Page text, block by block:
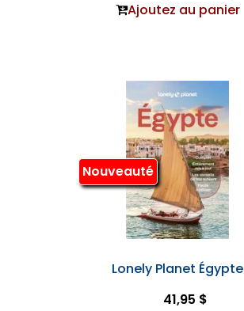
Ajoutez au panier
Nouveauté
Lonely Planet Égypte
41,95 $